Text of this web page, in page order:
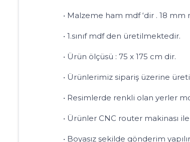
• Malzeme ham mdf ‘dir . 18 mm
• 1.sınıf mdf den üretilmektedir.
• Ürün ölçüsü : 75 x 175 cm dir.
• Ürünlerimiz sipariş üzerine üretime
• Resimlerde renkli olan yerler mdf
• Ürünler CNC router makinası ile
• Boyasız şekilde gönderim